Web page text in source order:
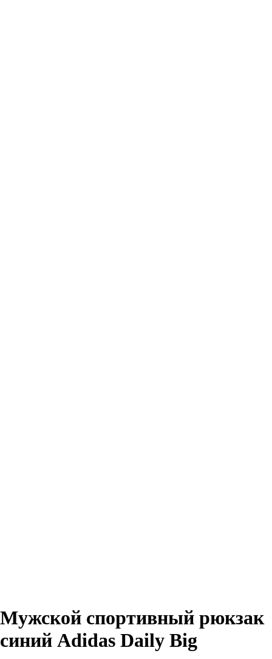
Мужской спортивный рюкзак
синий Adidas Daily Big